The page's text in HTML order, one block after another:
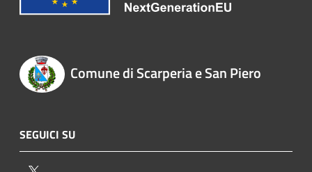
Comune di Scarperia e San Piero
SEGUICI SU